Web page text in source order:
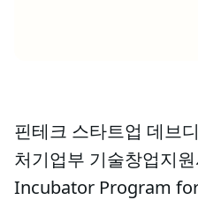
핀테크 스타트업 데브
처기업부 기술창업지
Incubator Program